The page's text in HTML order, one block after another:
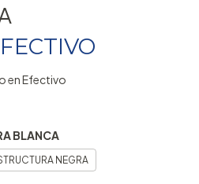
en Efectivo
BLANCA
NEGRA